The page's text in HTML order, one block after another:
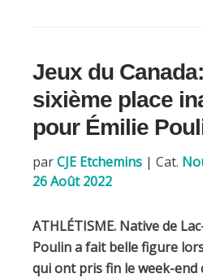
Jeux du
sixième place
pour Émilie
parCJE Etchemins | Cat.
26 Août 2022
ATHLÉTISME. Native de
Poulin a fait belle figure
qui ont pris fin le week-end